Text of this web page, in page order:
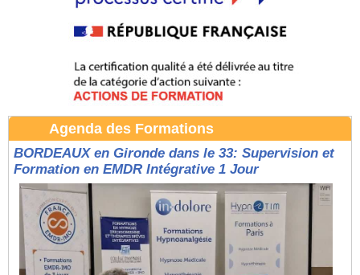
Agenda des Formations
BORDEAUX en Gironde dans le 33: Supervision et
Formation en EMDR Intégrative 1 Jour